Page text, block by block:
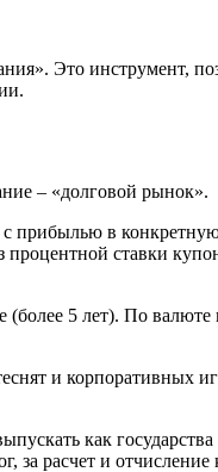
Это инструмент,
– «долговой рынок».
прибылью в
ставки
(более 5 лет). По
и корпоративных
как
за расчет и